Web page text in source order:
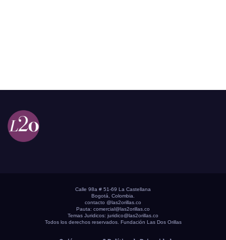
Calle 98a # 51-69 La Castellana
Bogotá, Colombia.
contacto @las2orillas.co
Pauta: comercial@las2orillas.co
Temas Juridicos: juridico@las2orillas.co
Todos los derechos reservados. Fundación Las Dos Orillas